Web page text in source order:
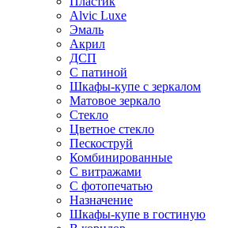
Alvic Luxe
Эмаль
Акрил
ДСП
С патиной
Шкафы-купе с зеркалом
Матовое зеркало
Стекло
Цветное стекло
Пескоструй
Комбинированные
С витражами
С фотопечатью
Назначение
Шкафы-купе в гостиную